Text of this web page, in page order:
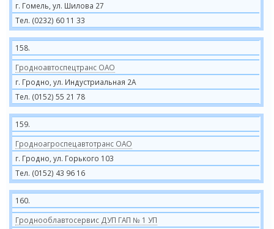
г. Гомель, ул. Шилова 27
Тел. (0232) 60 11 33
158.
Гродноавтоспецтранс ОАО
г. Гродно, ул. Индустриальная 2А
Тел. (0152) 55 21 78
159.
Гродноагроспецавтотранс ОАО
г. Гродно, ул. Горького 103
Тел. (0152) 43 96 16
160.
Гроднооблавтосервис ДУП ГАП № 1 УП